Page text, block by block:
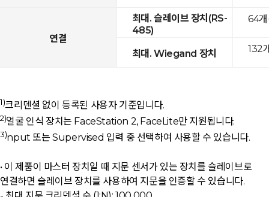
연결
최대. 슬레이브 장치(RS-
485)
최대. Wiegand 장치
64개
132
1)크리덴셜 없이 등록된 사용자 기준입니다.
2)얼굴 인식 장치는 FaceStation 2, FaceLite만 지원됩니다.
3)nput 또는 Supervised 입력 중 선택하여 사용할 수 있습니다.
• 이 제품이 마스터 장치일 때 지문 센서가 있는 장치를 슬레이브로
연결하면 슬레이브 장치를 사용하여 지문을 인증할 수 있습니다.